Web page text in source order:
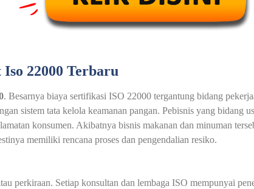
22000 Terbaru
. Besarnya biaya sertifikasi ISO 22000 tergantung bidang
sistem tata kelola keamanan pangan. Pebisnis yang bidang
konsumen. Akibatnya bisnis makanan dan minuman
memiliki rencana proses dan pengendalian resiko.
perkiraan. Setiap konsultan dan lembaga ISO mempunyai